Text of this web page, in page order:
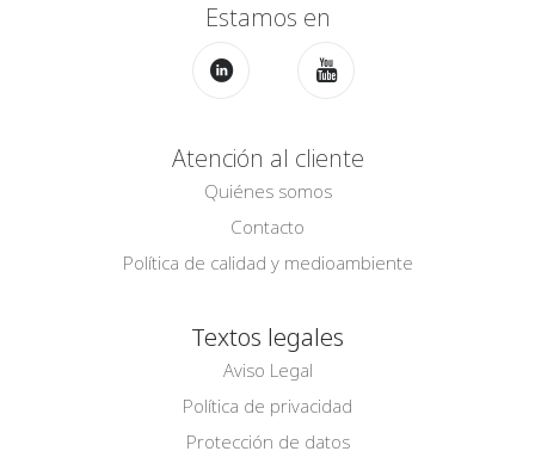
Estamos en
Atención al cliente
Quiénes somos
Contacto
Política de calidad y medioambiente
Textos legales
Aviso Legal
Política de privacidad
Protección de datos